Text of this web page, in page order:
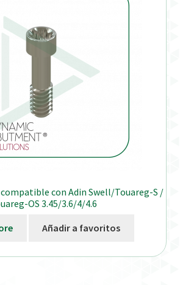
con Adin Swell/Touareg-S /
OS 3.45/3.6/4/4.6
Añadir a favoritos